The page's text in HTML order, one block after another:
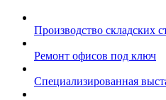
Производство складских
Ремонт офисов под ключ
Специализированная